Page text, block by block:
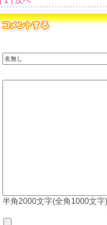
半角2000文字(全角1000文字